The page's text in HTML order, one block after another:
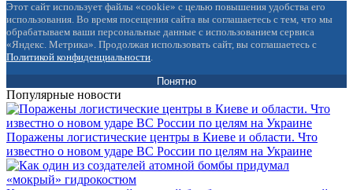
Этот сайт использует файлы «cookie» с целью повышения удобства его
использования. Во время посещения сайта вы соглашаетесь с тем, что мы
обрабатываем ваши персональные данные с использованием сервиса
«Яндекс. Метрика». Продолжая использовать сайт, вы соглашаетесь с
Политикой конфиденциальности.
Понятно
Популярные новости
Поражены логистические центры в Киеве и области. Что
известно о новом ударе ВС России по целям на Украине